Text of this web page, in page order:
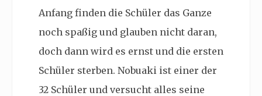
Anfang finden die Schüler das Ganze
noch spaßig und glauben nicht daran,
doch dann wird es ernst und die ersten
Schüler sterben. Nobuaki ist einer der
32 Schüler und versucht alles seine